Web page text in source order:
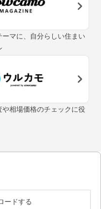
ーマに、自分らしい住まい
相場価格のチェックに役
ードする